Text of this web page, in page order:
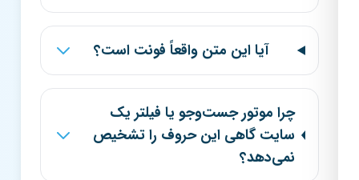
آیا این متن واقعاً فونت است؟
چرا موتور جست‌وجو یا فیلتر یک
سایت گاهی این حروف را تشخیص
نمی‌دهد؟